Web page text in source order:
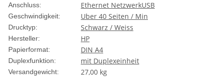
Anschluss: Ethernet NetzwerkUSB
Geschwindigkeit: Uber 40 Seiten / Min
Drucktyp: Schwarz / Weiss
Hersteller: HP
Papierformat: DIN A4
Duplexfunktion: mit Duplexeinheit
Versandgewicht: 27,00 kg